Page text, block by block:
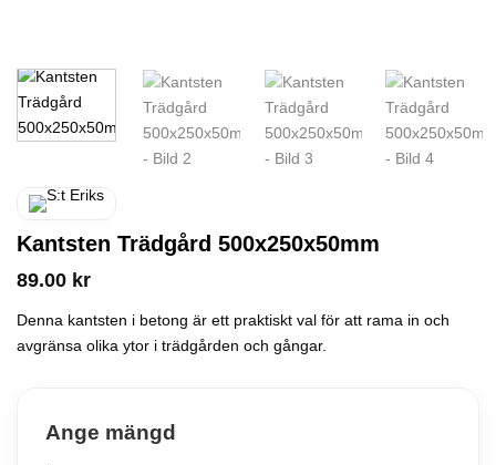
Kantsten Trädgård 500x250x50mm
89.00 kr
Denna kantsten i betong är ett praktiskt val för att rama in och
avgränsa olika ytor i trädgården och gångar.
Ange mängd